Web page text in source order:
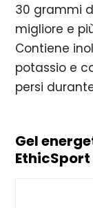
30 grammi
migliore e
Contiene
potassio e
persi
Gel
EthicSport